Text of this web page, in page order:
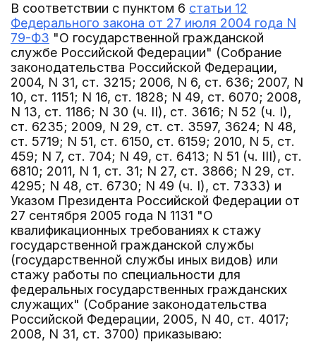
В соответствии с пунктом 6 статьи 12
Федерального закона от 27 июля 2004 года N
79-ФЗ "О государственной гражданской
службе Российской Федерации" (Собрание
законодательства Российской Федерации,
2004, N 31, ст. 3215; 2006, N 6, ст. 636; 2007, N
10, ст. 1151; N 16, ст. 1828; N 49, ст. 6070; 2008,
N 13, ст. 1186; N 30 (ч. II), ст. 3616; N 52 (ч. I),
ст. 6235; 2009, N 29, ст. ст. 3597, 3624; N 48,
ст. 5719; N 51, ст. 6150, ст. 6159; 2010, N 5, ст.
459; N 7, ст. 704; N 49, ст. 6413; N 51 (ч. III), ст.
6810; 2011, N 1, ст. 31; N 27, ст. 3866; N 29, ст.
4295; N 48, ст. 6730; N 49 (ч. I), ст. 7333) и
Указом Президента Российской Федерации от
27 сентября 2005 года N 1131 "О
квалификационных требованиях к стажу
государственной гражданской службы
(государственной службы иных видов) или
стажу работы по специальности для
федеральных государственных гражданских
служащих" (Собрание законодательства
Российской Федерации, 2005, N 40, ст. 4017;
2008, N 31, ст. 3700) приказываю: